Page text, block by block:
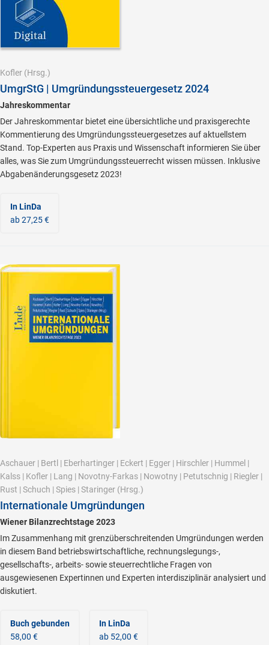
Kofler (Hrsg.)
UmgrStG | Umgründungssteuergesetz 2024
Jahreskommentar
Der Jahreskommentar bietet eine übersichtliche und praxisgerechte
Kommentierung des Umgründungssteuergesetzes auf aktuellstem
Stand. Top-Experten aus Praxis und Wissenschaft informieren Sie über
alles, was Sie zum Umgründungssteuerrecht wissen müssen. Inklusive
Abgabenänderungsgesetz 2023!
In LinDa
ab 27,25 €
Aschauer | Bertl | Eberhartinger | Eckert | Egger | Hirschler | Hummel |
Kalss | Kofler | Lang | Novotny-Farkas | Nowotny | Petutschnig | Riegler |
Rust | Schuch | Spies | Staringer (Hrsg.)
Internationale Umgründungen
Wiener Bilanzrechtstage 2023
Im Zusammenhang mit grenzüberschreitenden Umgründungen werden
in diesem Band betriebswirtschaftliche, rechnungslegungs-,
gesellschafts-, arbeits- sowie steuerrechtliche Fragen von
ausgewiesenen Expertinnen und Experten interdisziplinär analysiert und
diskutiert.
Buch gebunden
58,00 €
In LinDa
ab 52,00 €